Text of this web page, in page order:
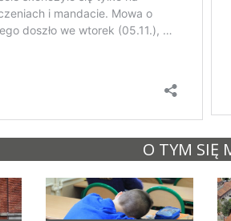
O TYM SIĘ